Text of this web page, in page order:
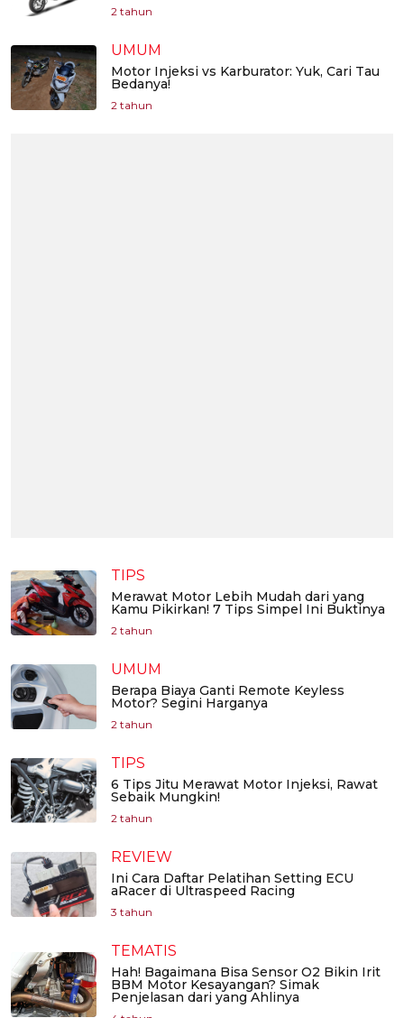
2 tahun
UMUM
Motor Injeksi vs Karburator: Yuk, Cari Tau
Bedanya!
2 tahun
TIPS
Merawat Motor Lebih Mudah dari yang
Kamu Pikirkan! 7 Tips Simpel Ini Buktinya
2 tahun
UMUM
Berapa Biaya Ganti Remote Keyless
Motor? Segini Harganya
2 tahun
TIPS
6 Tips Jitu Merawat Motor Injeksi, Rawat
Sebaik Mungkin!
2 tahun
REVIEW
Ini Cara Daftar Pelatihan Setting ECU
aRacer di Ultraspeed Racing
3 tahun
TEMATIS
Hah! Bagaimana Bisa Sensor O2 Bikin Irit
BBM Motor Kesayangan? Simak
Penjelasan dari yang Ahlinya